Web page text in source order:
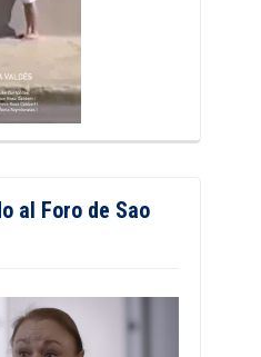
al Foro de Sao